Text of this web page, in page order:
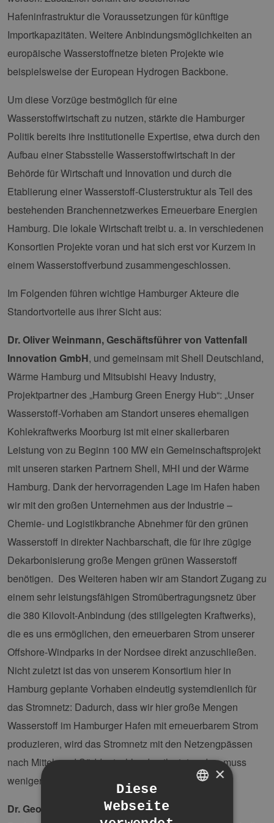
Hafeninfrastruktur die Voraussetzungen für künftige
Importkapazitäten. Weitere Anbindungsmöglichkeiten an
europäische Wasserstoffnetze bieten Projekte wie
beispielsweise der European Hydrogen Backbone.
Um diese Vorzüge bestmöglich für eine
Wasserstoffwirtschaft zu nutzen, stärkte die Hamburger
Politik bereits ihre institutionelle Expertise, etwa durch den
Aufbau einer Stabsstelle Wasserstoffwirtschaft in der
Behörde für Wirtschaft und Innovation und durch die
Etablierung einer Wasserstoff-Clusterstruktur als Teil des
bestehenden Branchennetzwerkes Erneuerbare Energien
Hamburg. Die lokale Wirtschaft treibt u. a. in verschiedenen
Konsortien Projekte voran und hat sich erst vor Kurzem in
einem Wasserstoffverbund zusammengeschlossen.
Im Folgenden führen wichtige Hamburger Akteure die
Standortvorteile aus ihrer Sicht aus:
Dr. Oliver Weinmann, Geschäftsführer von Vattenfall
Innovation GmbH, und gemeinsam mit Shell Deutschland,
Wärme Hamburg und Mitsubishi Heavy Industry,
Projektpartner des „Hamburg Green Energy Hub“: „Unser
Wasserstoff-Vorhaben am Standort unseres ehemaligen
Kohlekraftwerks Moorburg ist mit einer skalierbaren
Leistung von zu Beginn 100 MW ein Gemeinschaftsprojekt
mit unseren starken Partnern Shell, MHI und der Wärme
Hamburg. Dank der hervorragenden Lage im Hafen haben
wir mit den großen Unternehmen aus der Industrie –
Chemie- und Logistikbranche Abnehmer für den grünen
Wasserstoff in direkter Nachbarschaft, die für ihre zügige
Dekarbonisierung große Mengen grünen Wasserstoff
benötigen. Des Weiteren haben wir am Standort Zugang zu
einem sehr leistungsfähigen Stromübertragungsnetz über
die 380 Kilovolt-Anbindung (des stillgelegten Kraftwerks),
die es uns ermöglichen, den erneuerbaren Strom unserer
Offshore-Windparks in der Nordsee direkt anzuschließen.
Nicht zuletzt ist das von unserem Konsortium hier in
Hamburg geplante Vorhaben eindeutig systemdienlich für
das Stromnetz: Dadurch, dass wir hier große Mengen
Wasserstoff im Hamburger Hafen mit erneuerbarem Strom
produzieren, wird das Stromnetz mit den Netzengpässen
nach Mittel- und Süddeutschland entlastet und es muss
weniger Grünstromproduktion abgeregelt werden.“
Dr. Georg Böttner, Head Executive Board
×
Diese
Webseite